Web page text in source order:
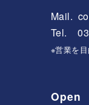
Mail.
Tel.
※営業を
Open